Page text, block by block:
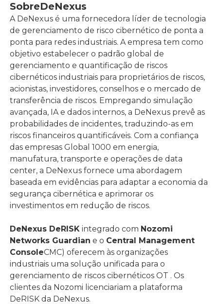
SobreDeNexus
A DeNexus é uma fornecedora líder de tecnologia
de gerenciamento de risco cibernético de ponta a
ponta para redes industriais. A empresa tem como
objetivo estabelecer o padrão global de
gerenciamento e quantificação de riscos
cibernéticos industriais para proprietários de riscos,
acionistas, investidores, conselhos e o mercado de
transferência de riscos. Empregando simulação
avançada, IA e dados internos, a DeNexus prevê as
probabilidades de incidentes, traduzindo-as em
riscos financeiros quantificáveis. Com a confiança
das empresas Global 1000 em energia,
manufatura, transporte e operações de data
center, a DeNexus fornece uma abordagem
baseada em evidências para adaptar a economia da
segurança cibernética e aprimorar os
investimentos em redução de riscos.
DeNexus DeRISK integrado com Nozomi
Networks Guardian e o Central Management
ConsoleCMC) oferecem às organizações
industriais uma solução unificada para o
gerenciamento de riscos cibernéticos OT . Os
clientes da Nozomi licenciariam a plataforma
DeRISK da DeNexus.